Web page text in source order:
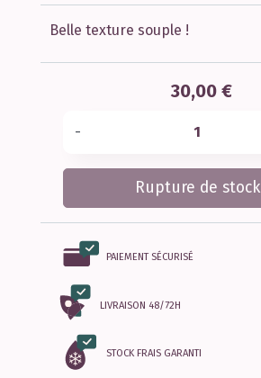
Belle texture souple !
30,00 €
-
Rupture de stock
PAIEMENT SÉCURISÉ
LIVRAISON 48/72H
STOCK FRAIS GARANTI